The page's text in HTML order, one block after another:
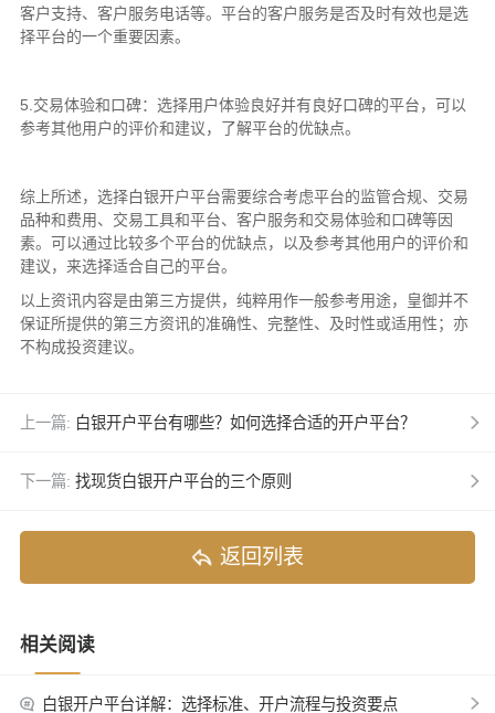
客户支持、客户服务电话等。平台的客户服务是否及时有效也是选
择平台的一个重要因素。
5.交易体验和口碑：选择用户体验良好并有良好口碑的平台，可以
参考其他用户的评价和建议，了解平台的优缺点。
综上所述，选择白银开户平台需要综合考虑平台的监管合规、交易
品种和费用、交易工具和平台、客户服务和交易体验和口碑等因
素。可以通过比较多个平台的优缺点，以及参考其他用户的评价和
建议，来选择适合自己的平台。
以上资讯内容是由第三方提供，纯粹用作一般参考用途，皇御并不
保证所提供的第三方资讯的准确性、完整性、及时性或适用性；亦
不构成投资建议。
上一篇: 白银开户平台有哪些？如何选择合适的开户平台？
下一篇: 找现货白银开户平台的三个原则
返回列表
相关阅读
白银开户平台详解：选择标准、开户流程与投资要点